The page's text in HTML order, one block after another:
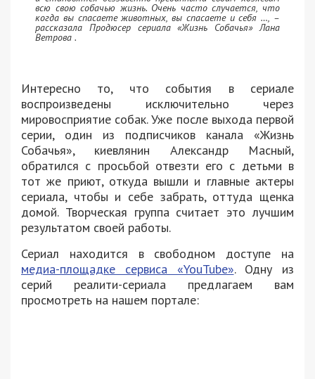
всю свою собачью жизнь. Очень часто случается, что
когда вы спасаете животных, вы спасаете и себя …, –
рассказала Продюсер сериала «Жизнь Собачья» Лана
Ветрова .
Интересно то, что события в сериале
воспроизведены исключительно через
мировосприятие собак. Уже после выхода первой
серии, один из подписчиков канала «Жизнь
Собачья», киевлянин Александр Масный,
обратился с просьбой отвезти его с детьми в
тот же приют, откуда вышли и главные актеры
сериала, чтобы и себе забрать, оттуда щенка
домой. Творческая группа считает это лучшим
результатом своей работы.
Сериал находится в свободном доступе на
медиа-площадке сервиса «YouTube». Одну из
серий реалити-сериала предлагаем вам
просмотреть на нашем портале: